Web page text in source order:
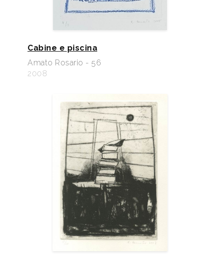
Cabine e piscina
Amato Rosario - 56
2008